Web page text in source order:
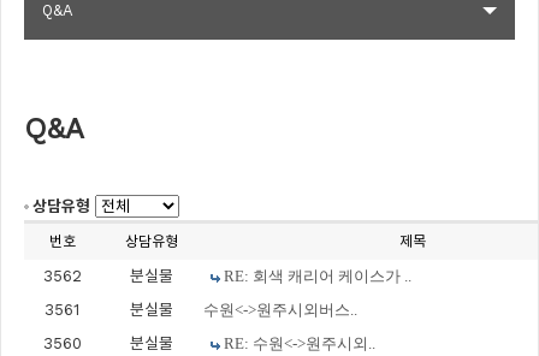
Q&A
Q&A
상담유형
번호 상담유형 제목
3562 분실물
RE: 회색 캐리어 케이스가 ..
3561
분실물
수원<->원주시외버스..
3560
분실물
RE: 수원<->원주시외..